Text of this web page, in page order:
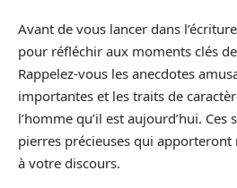
Avant de vous lancer dans
pour réfléchir aux moments clés
Rappelez-vous les anecdotes
importantes et les traits de
l’homme qu’il est aujourd’hui.
pierres précieuses qui apporteront
à votre discours.